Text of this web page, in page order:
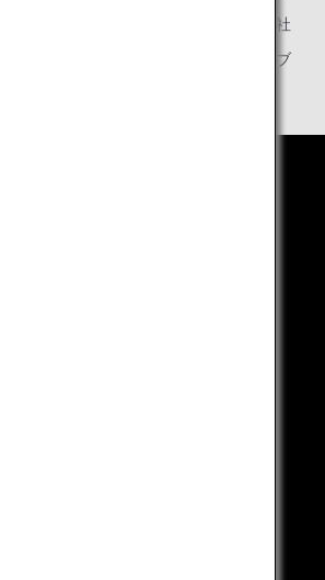
全日本空輸株式会社
ANAマイレージクラブ
奨環境）